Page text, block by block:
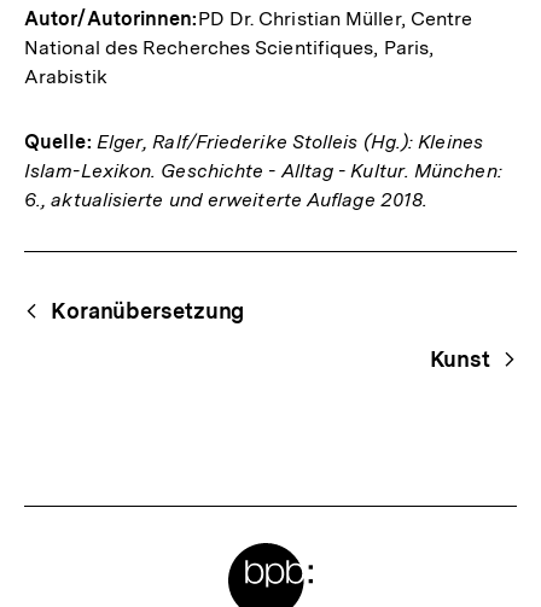
Autor/Autorinnen:PD Dr. Christian Müller, Centre
National des Recherches Scientifiques, Paris,
Arabistik
Quelle: Elger, Ralf/Friederike Stolleis (Hg.): Kleines
Islam-Lexikon. Geschichte - Alltag - Kultur. München:
6., aktualisierte und erweiterte Auflage 2018.
Begriffsnavigation
Content-
Navigation
Koranübersetzung
Kunst